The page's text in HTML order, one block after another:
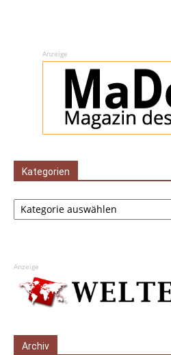
Anzeige
Kategorien
Kategorien
Anzeige
Archiv